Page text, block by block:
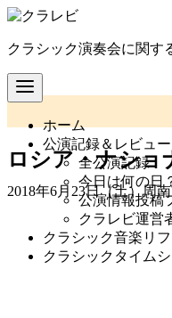
コ
テ
ン
ツ
移
クラシック演奏会に関す
ホーム
公演記録＆レビュ
全公演記録
今日は何の日
公演情報投稿
クラレビ運営
クラシック音楽リ
クラシックタイム
ロシア・ナショ
2018年6月23日（土）周